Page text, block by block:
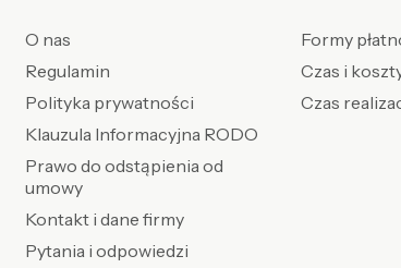
O nas
Regulamin
Polityka prywatności
Klauzula Informacyjna RODO
Prawo do odstąpienia od
umowy
Kontakt i dane firmy
Pytania i odpowiedzi
Formy
Czas i
Czas